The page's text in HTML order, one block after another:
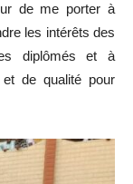
de me porter à
les intérêts des
diplômés et à
et de qualité pour